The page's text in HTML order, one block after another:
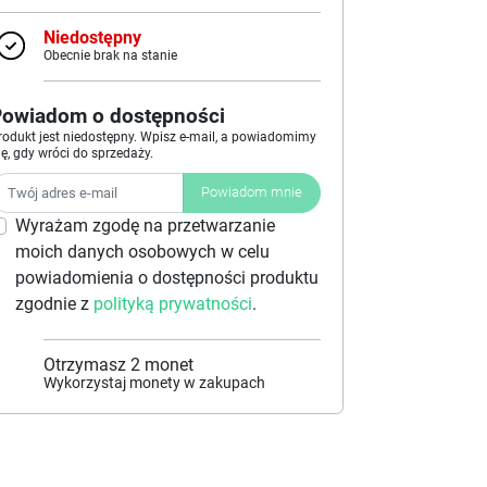
Niedostępny
Obecnie brak na stanie
o dostępności
jest niedostępny. Wpisz e-mail, a powiadomimy
gdy wróci do sprzedaży.
Powiadom mnie
Wyrażam zgodę na przetwarzanie
moich danych osobowych w celu
powiadomienia o dostępności produktu
zgodnie z polityką prywatności.
Otrzymasz2 monet
Wykorzystaj monety w zakupach